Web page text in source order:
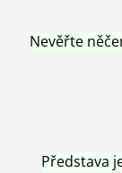
Nevěřte
Představa